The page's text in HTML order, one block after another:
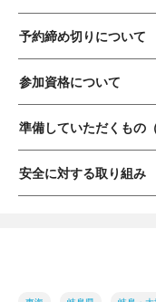
予約締め切りについて
参加資格について
準備していただくもの
安全に対する取り組み